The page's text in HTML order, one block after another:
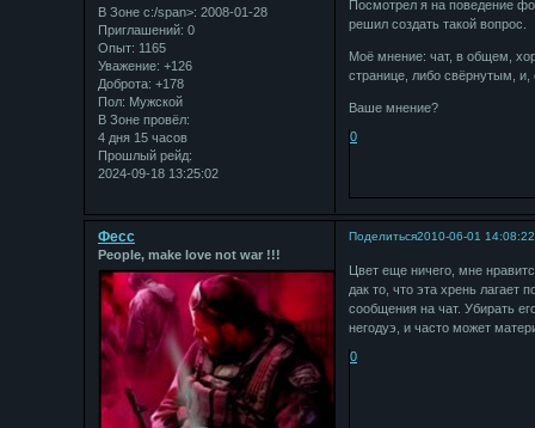
В Зоне с:/span>: 2008-01-28
Приглашений: 0
Опыт: 1165
Уважение: +126
Доброта: +178
Пол: Мужской
В Зоне провёл:
4 дня 15 часов
Прошлый рейд:
2024-09-18 13:25:02
Посмотрел я на поведение
решил создать такой вопрос.
Моё мнение: чат, в общем,
странице, либо свёрнутым, и,
Ваше мнение?
0
Поделиться2010-06-01 14:08:22
Фесс
People, make love not war !!!
Цвет еще ничего, мне
дак то, что эта хрень лагает
сообщения на чат. Убирать
негодуэ, и часто может
0